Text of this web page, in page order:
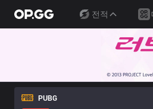
전적
PUBG
전세계 프로 선수들이 사용하는 롤 아이